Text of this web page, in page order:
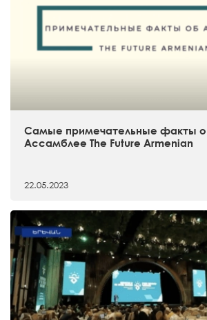
Самые примечательные факты о
Ассамблее The Future Armenian
22.05.2023